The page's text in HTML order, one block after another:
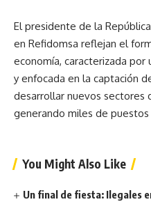
El presidente de la
en Refidomsa reflejan el
economía, caracterizada por
y enfocada en la captación
desarrollar nuevos sectores
generando miles de
You Might Also Like
Un final de fiesta: Ilegales